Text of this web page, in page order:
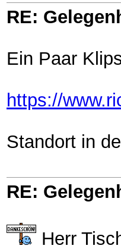
RE:
Ein Paar
https://
Standort in
RE:
Herr